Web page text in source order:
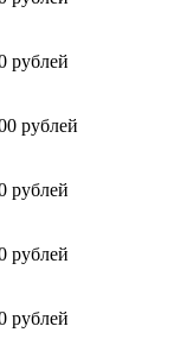
рублей
рублей
рублей
рублей
рублей